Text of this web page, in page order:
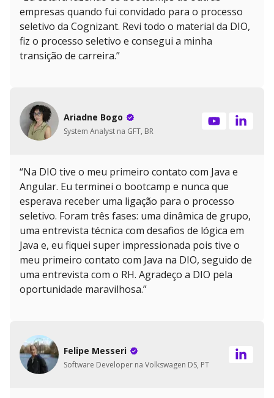
empresas quando fui convidado para o processo
seletivo da Cognizant. Revi todo o material da DIO,
fiz o processo seletivo e consegui a minha
transição de carreira.”
Ariadne Bogo
System Analyst na GFT, BR
“Na DIO tive o meu primeiro contato com Java e
Angular. Eu terminei o bootcamp e nunca que
esperava receber uma ligação para o processo
seletivo. Foram três fases: uma dinâmica de grupo,
uma entrevista técnica com desafios de lógica em
Java e, eu fiquei super impressionada pois tive o
meu primeiro contato com Java na DIO, seguido de
uma entrevista com o RH. Agradeço a DIO pela
oportunidade maravilhosa.”
Felipe Messeri
Software Developer na Volkswagen DS, PT